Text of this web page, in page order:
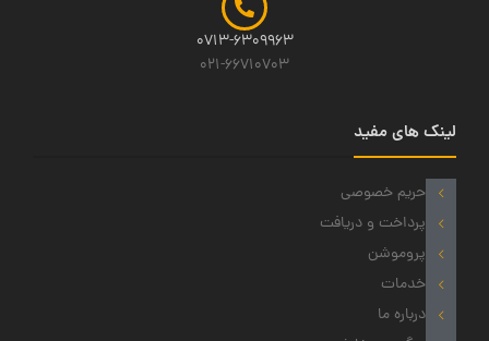
0713-6309963
021-66710703
لینک های مفید
حریم خصوصی
پرداخت و دریافت
پروموشن
خدمات
درباره ما